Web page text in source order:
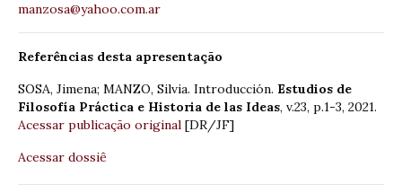
manzosa@yahoo.com.ar
Referências desta apresentação
SOSA, Jimena; MANZO, Silvia. Introducción. Estudios de
Filosofía Práctica e Historia de las Ideas, v.23, p.1-3, 2021.
Acessar publicação original [DR/JF]
Acessar dossiê